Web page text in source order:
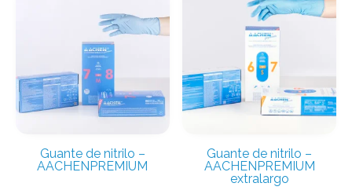
Guante de nitrilo –
AACHENPREMIUM
Guante de nitrilo –
AACHENPREMIUM
extralargo